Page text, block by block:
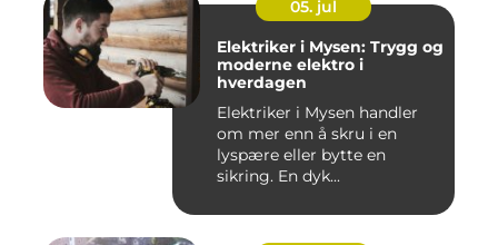
05. jul
Elektriker i Mysen: Trygg og
moderne elektro i
hverdagen
Elektriker i Mysen handler
om mer enn å skru i en
lyspære eller bytte en
sikring. En dyk...